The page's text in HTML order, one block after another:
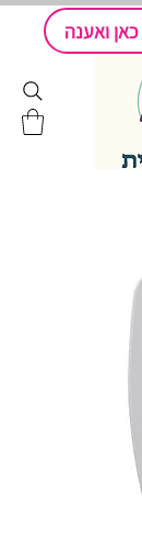
ואענה